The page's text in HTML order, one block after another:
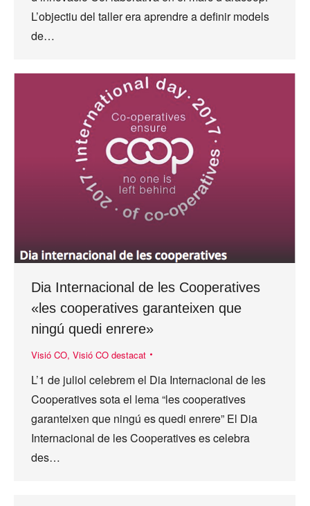
L’objectiu del taller era aprendre a definir models
de…
Dia Internacional de les Cooperatives
«les cooperatives garanteixen que
ningú quedi enrere»
Visió CO, Visió CO destacat
L’1 de juliol celebrem el Dia Internacional de les
Cooperatives sota el lema “les cooperatives
garanteixen que ningú es quedi enrere” El Dia
Internacional de les Cooperatives es celebra
des…